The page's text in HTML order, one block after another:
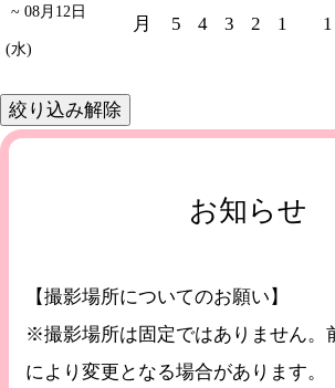
~ 08月12日
(水)
月
5
4
3
2
1
1
お知らせ
【撮影場所についてのお願い】
※撮影場所は固定ではありません。
により変更となる場合があります。